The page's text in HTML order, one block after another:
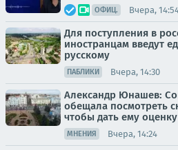
ОФИЦ. Вчера,
Для поступления в
иностранцам введут
русскому
ПАБЛИКИ Вчера, 14:30
Александр Юнашев:
обещала посмотреть
чтобы дать ему оценку
МНЕНИЯ Вчера, 14:24